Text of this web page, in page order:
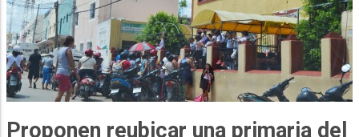
Proponen reubicar una primaria del